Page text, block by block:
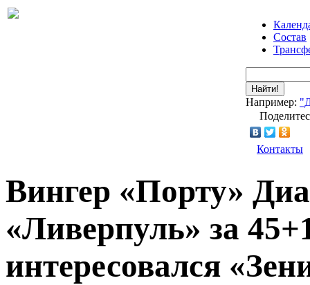
Состав
Найти!
Например:
Контакты
Вингер «Порту»
«Ливерпуль» за
интересовался